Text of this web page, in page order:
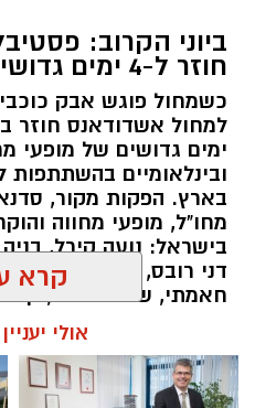
ביוני הקרוב:
חוזר ל-4 ימים גדושים במופעים
כשמחול פוגש אבק
למחול אשדודאנס חוזר
ימים גדושים של מופעי
ובינלאומיים בהשתתפות
בארץ. הפקות מקור,
מחו"ל, מופעי מחווה
בישראל: נועה קירל,
דני רובס, להקת שלווה,
חאמתי, שימי תבורי,
ועוד. כל הפרטים בפנים
שמואל סרדינס / 12:51 07.05.23
קרא
אולי